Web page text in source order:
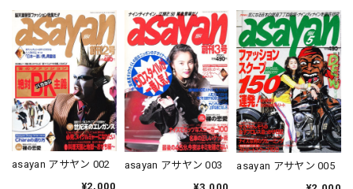
asayan アサヤン 002
¥2,000
asayan アサヤン 003
asayan アサヤン 005